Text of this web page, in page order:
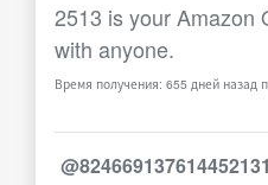
2513 is your Amazon
with anyone.
Время получения: 655 дней назад